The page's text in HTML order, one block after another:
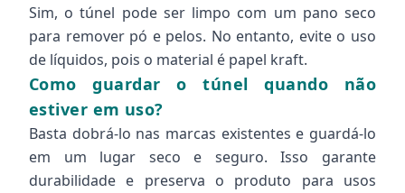
Sim, o túnel pode ser limpo com um pano seco
para remover pó e pelos. No entanto, evite o uso
de líquidos, pois o material é papel kraft.
Como guardar o túnel quando não
estiver em uso?
Basta dobrá-lo nas marcas existentes e guardá-lo
em um lugar seco e seguro. Isso garante
durabilidade e preserva o produto para usos